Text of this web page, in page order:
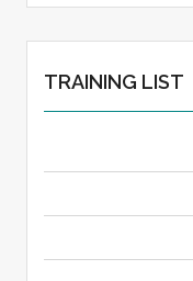
TRAINING LIST